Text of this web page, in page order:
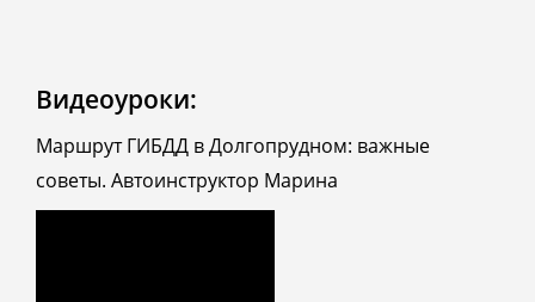
Видеоуроки:
Маршрут ГИБДД в Долгопрудном: важные
советы. Автоинструктор Марина